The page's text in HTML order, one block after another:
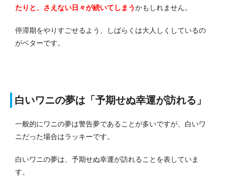
たりと、さえない日々が続いてしまうかもしれません。
停滞期をやりすごせるよう、しばらくは大人しくしているの
がベターです。
白いワニの夢は「予期せぬ幸運が訪れる」
一般的にワニの夢は警告夢であることが多いですが、白いワ
ニだった場合はラッキーです。
白いワニの夢は、予期せぬ幸運が訪れることを表していま
す。